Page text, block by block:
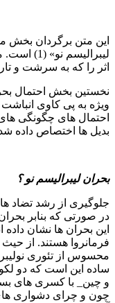
این متن برگردان بخش
اثر را که به سرشت و
نخستین بخش احتمال
ویژه به پی کاوی
احتمال های چگونگی
بدیل ها اختصاص داده
بحران لیبرالیسم نو ؟
جلوگیری از رشد تضاد
در صورتی که بنابر
این بحران ها نشان
فرمانروا هستند. از
محسوس از تئوری
ساده این است که دو
و چین_ با کسری های
چون و چرای دشواری